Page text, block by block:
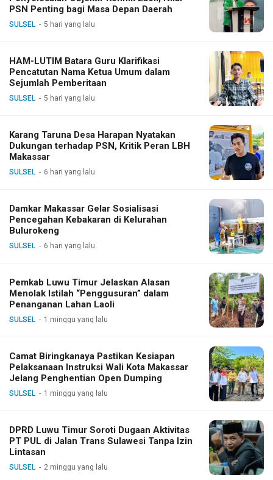
PSN Penting bagi Masa Depan Daerah
SULSEL 5 hari yang lalu
HAM-LUTIM Batara Guru Klarifikasi
Pencatutan Nama Ketua Umum dalam
Sejumlah Pemberitaan
SULSEL 5 hari yang lalu
Karang Taruna Desa Harapan Nyatakan
Dukungan terhadap PSN, Kritik Peran LBH
Makassar
SULSEL 6 hari yang lalu
Damkar Makassar Gelar Sosialisasi
Pencegahan Kebakaran di Kelurahan
Bulurokeng
SULSEL 6 hari yang lalu
Pemkab Luwu Timur Jelaskan Alasan
Menolak Istilah “Penggusuran” dalam
Penanganan Lahan Laoli
SULSEL 1 minggu yang lalu
Camat Biringkanaya Pastikan Kesiapan
Pelaksanaan Instruksi Wali Kota Makassar
Jelang Penghentian Open Dumping
SULSEL 1 minggu yang lalu
DPRD Luwu Timur Soroti Dugaan Aktivitas
PT PUL di Jalan Trans Sulawesi Tanpa Izin
Lintasan
SULSEL 2 minggu yang lalu